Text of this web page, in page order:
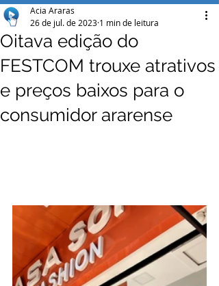
Oitava edição do
FESTCOM trouxe atrativos
e preços baixos para o
consumidor ararense
Acia Araras
26 de jul. de 2023 1 min de leitura